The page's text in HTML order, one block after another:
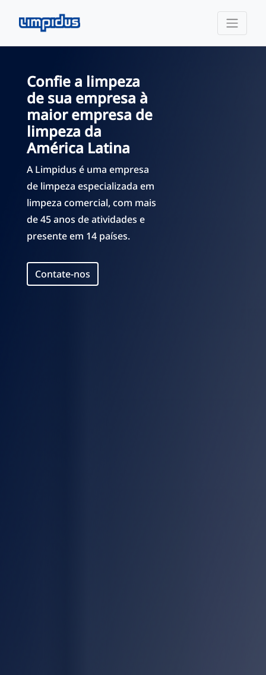
Confie a limpeza
de sua empresa à
maior empresa de
limpeza da
América Latina
A Limpidus é uma empresa
de limpeza especializada em
limpeza comercial, com mais
de 45 anos de atividades e
presente em 14 países.
Contate-nos